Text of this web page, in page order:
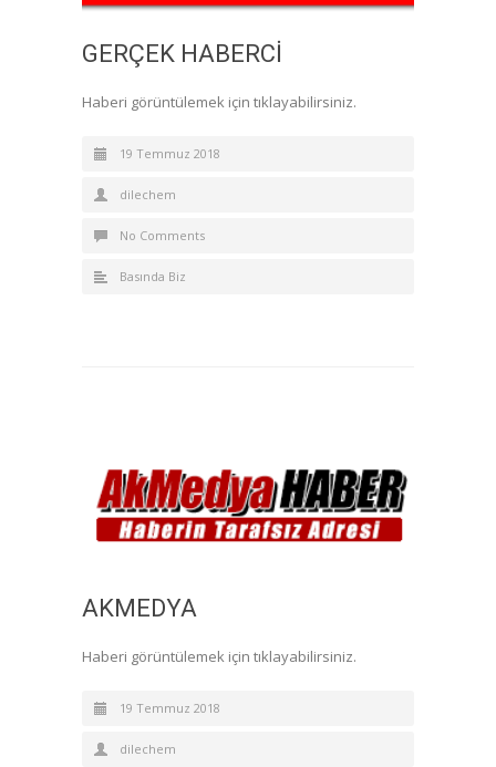
GERÇEK HABERCİ
Haberi görüntülemek için tıklayabilirsiniz.
19 Temmuz 2018
dilechem
No Comments
Basında Biz
AKMEDYA
Haberi görüntülemek için tıklayabilirsiniz.
19 Temmuz 2018
dilechem